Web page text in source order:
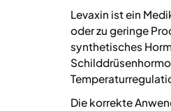
Levaxin ist ein
oder zu geringe
synthetisches
Die korrekte